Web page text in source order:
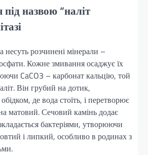
назвою “наліт
несуть розчинені мінерали –
Кожне змивання осаджує їх
CaCO3 – карбонат кальцію, той
Він грубий на дотик,
де вода стоїть, і перетворює
матовий. Сечовий камінь додає
бактеріями, утворюючи
і липкий, особливо в родинах з